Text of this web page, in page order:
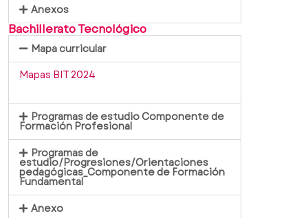
Anexos
Bachillerato Tecnológico
Mapa curricular
Mapas BIT 2024
Programas de estudio Componente de
Formación Profesional
Programas de
estudio/Progresiones/Orientaciones
pedagógicas_Componente de Formación
Fundamental
Anexo